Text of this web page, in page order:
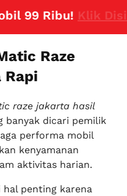
99 Ribu!Klik Disini
Raze
Rapi
raze jakarta hasil
banyak dicari pemilik
performa mobil
kenyamanan
aktivitas harian.
hal penting karena